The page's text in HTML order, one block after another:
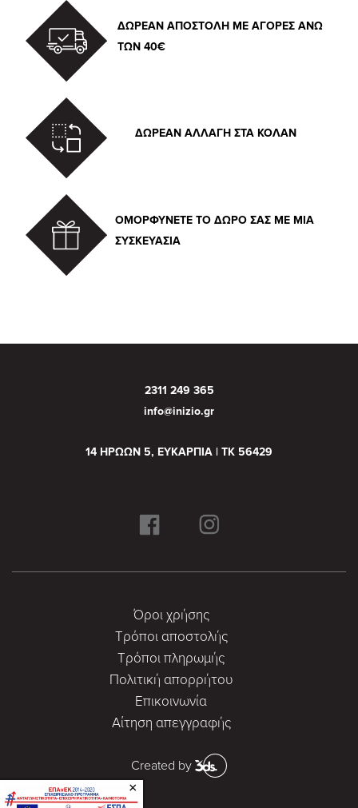
ΔΩΡΕΑΝ ΑΠΟΣΤΟΛΗ ΜΕ ΑΓΟΡΕΣ ΑΝΩ
ΤΩΝ 40€
ΔΩΡΕΑΝ ΑΛΛΑΓΗ ΣΤΑ ΚΟΛΑΝ
ΟΜΟΡΦΥΝΕΤΕ ΤΟ ΔΩΡΟ ΣΑΣ ΜΕ ΜΙΑ
ΣΥΣΚΕΥΑΣΙΑ
2311 249 365
info@inizio.gr
14 ΗΡΩΩΝ 5, ΕΥΚΑΡΠΙΑ | ΤΚ 56429
Όροι χρήσης
Τρόποι αποστολής
Τρόποι πληρωμής
Πολιτική απορρήτου
Επικοινωνία
Αίτηση απεγγραφής
Created by
×